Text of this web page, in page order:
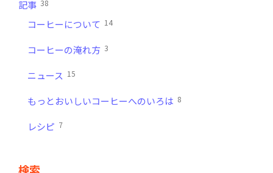
記事 38
コーヒーについて 14
コーヒーの淹れ方 3
ニュース 15
もっとおいしいコーヒーへのいろは 8
レシピ 7
検索